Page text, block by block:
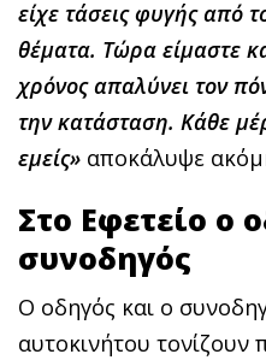
είχε τάσεις φυγής από
θέματα. Τώρα είμαστε
χρόνος απαλύνει τον
την κατάσταση. Κάθε
εμείς» αποκάλυψε
Στο Εφετείο ο
συνοδηγός
Ο οδηγός και ο
αυτοκινήτου